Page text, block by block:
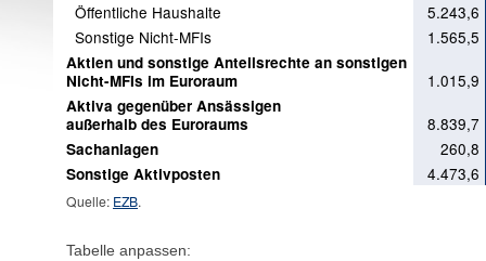
Öffentliche Haushalte
5.243,6
Sonstige Nicht-MFIs
1.565,5
Aktien und sonstige Anteilsrechte an sonstigen
Nicht-MFIs im Euroraum
1.015,9
Aktiva gegenüber Ansässigen
außerhalb des Euroraums
8.839,7
Sachanlagen 260,8
Sonstige Aktivposten 4.473,6
Quelle: EZB.
Tabelle anpassen: